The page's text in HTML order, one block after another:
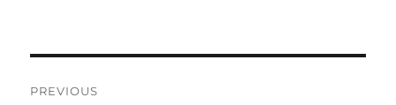
PREVIOUS